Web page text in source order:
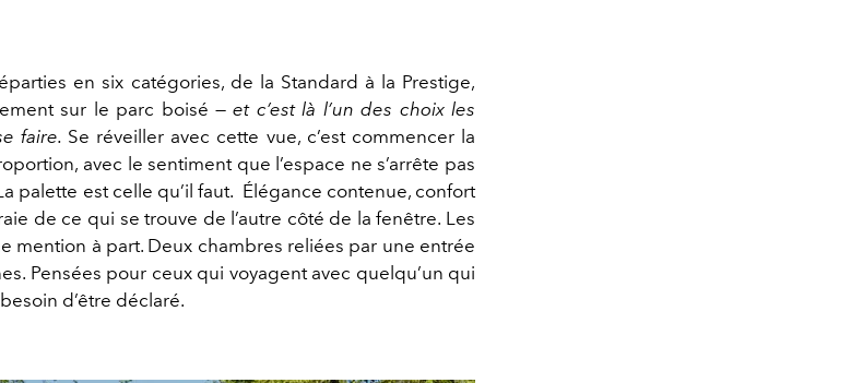
en six catégories, de la Standard à la Prestige,
sur le parc boisé —et c’est là l’un des choix les
faire. Se réveiller avec cette vue, c’est commencer la
avec le sentiment que l’espace ne s’arrête pas
palette est celle qu’il faut. Élégance contenue, confort
de ce qui se trouve de l’autre côté de la fenêtre. Les
mention à part. Deux chambres reliées par une entrée
Pensées pour ceux qui voyagent avec quelqu’un qui
d’être déclaré.